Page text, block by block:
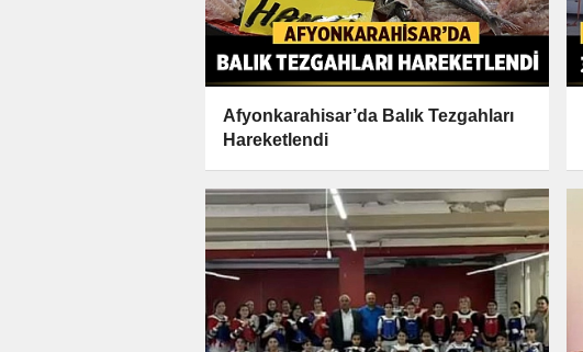
Afyonkarahisar’da Balık Tezgahları
Hareketlendi